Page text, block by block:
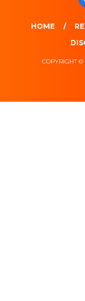
HOME
COPYRIGHT ©